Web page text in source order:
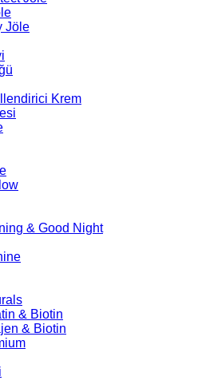
Jöle
Krem
& Good Night
& Biotin
& Biotin